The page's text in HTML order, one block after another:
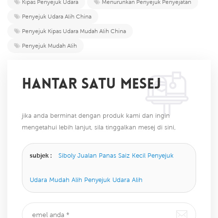
Kipas Penyejuk Udara
Menurunkan Penyejuk Penyejatan
Penyejuk Udara Alih China
Penyejuk Kipas Udara Mudah Alih China
Penyejuk Mudah Alih
HANTAR SATU MESEJ
jika anda berminat dengan produk kami dan ingin
mengetahui lebih lanjut, sila tinggalkan mesej di sini,
subjek : Siboly Jualan Panas Saiz Kecil Penyejuk
Udara Mudah Alih Penyejuk Udara Alih